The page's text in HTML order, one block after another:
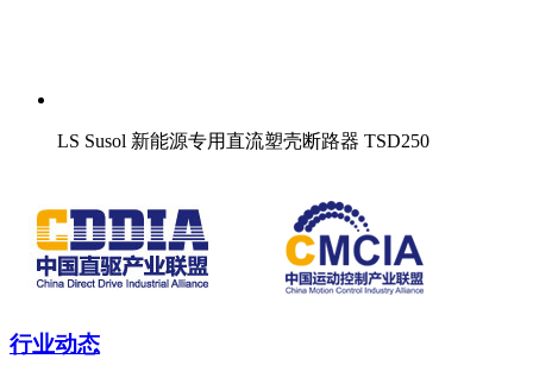
LS Susol 新能源专用直流塑壳断路器 TSD250
行业动态